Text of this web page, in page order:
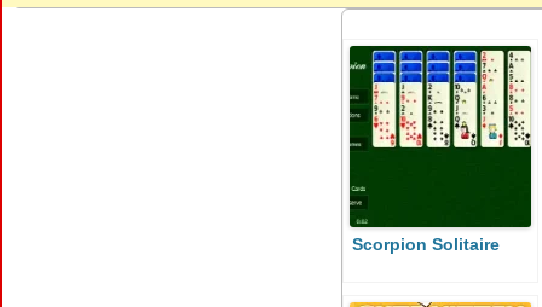
Scorpion Solitaire